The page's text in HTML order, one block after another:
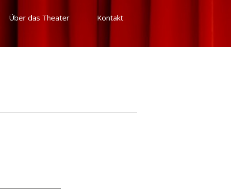
Über das Theater Kontakt